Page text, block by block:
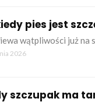
pies jest
wątpliwości już na
2026
szczupak ma